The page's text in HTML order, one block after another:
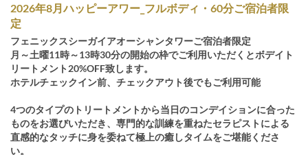
2026年8月ハッピーアワー_フルボディ・60分ご宿泊者限
定
フェニックスシーガイアオーシャンタワーご宿泊者限定
月～土曜11時～13時30分の開始の枠でご利用いただくとボデイト
リートメント20%OFF致します。
ホテルチェックイン前、チェックアウト後でもご利用可能
4つのタイプのトリートメントから当日のコンデイションに合った
ものをお選びいただき、専門的な訓練を重ねたセラピストによる
直感的なタッチに身を委ねて極上の癒しタイムをご堪能くださ
い。